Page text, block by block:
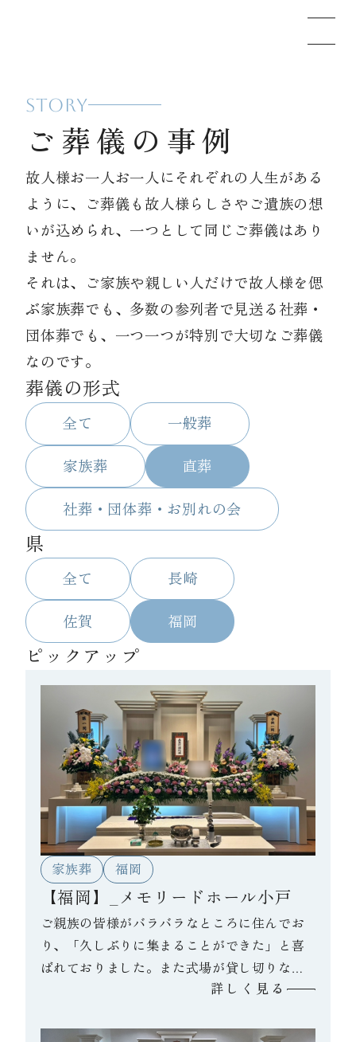
メモリードのお葬式について
葬儀の流れ
事例
施設案内
お知らせ
資料請求
お見積もり
お問合わせ
STORY
ご葬儀の事例
故人様お一人お一人にそれぞれの人生がある
ように、ご葬儀も故人様らしさやご遺族の想
いが込められ、一つとして同じご葬儀はあり
ません。
それは、ご家族や親しい人だけで故人様を偲
ぶ家族葬でも、多数の参列者で見送る社葬・
団体葬でも、一つ一つが特別で大切なご葬儀
なのです。
葬儀の形式
全て 一般葬
家族葬 直葬
社葬・団体葬・お別れの会
県
全て 長崎
佐賀 福岡
ピックアップ
家族葬 福岡
【福岡】_メモリードホール小戸
ご親族の皆様がバラバラなところに住んでお
り、「久しぶりに集まることができた」と喜
ばれておりました。また式場が貸し切りなこ
ともあり、夜中までお話されたそうです。故
と言われていたとのことで、それを今回の葬
詳しく見る